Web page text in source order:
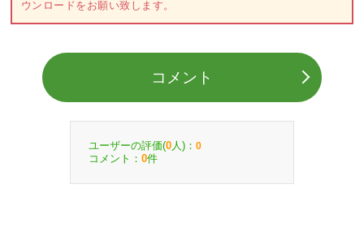
ウンロードをお願い致します。
コメント
ユーザーの評価(0 人)： 0
コメント： 0件